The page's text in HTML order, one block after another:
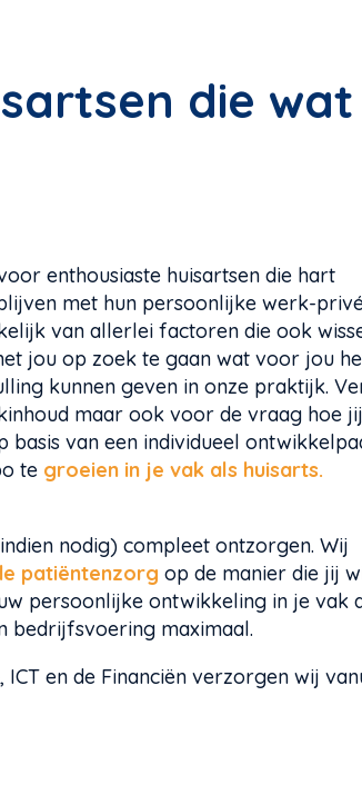
die wat
enthousiaste huisartsen die hart
met hun persoonlijke werk-
van allerlei factoren die ook
jou op zoek te gaan wat voor jou
kunnen geven in onze praktijk.
maar ook voor de vraag hoe
van een individueel
te groeien in je vak als huisarts.
nodig) compleet ontzorgen. Wij
patiëntenzorg op de manier die jij
persoonlijke ontwikkeling in je vak
bedrijfsvoering maximaal.
en de Financiën verzorgen wij